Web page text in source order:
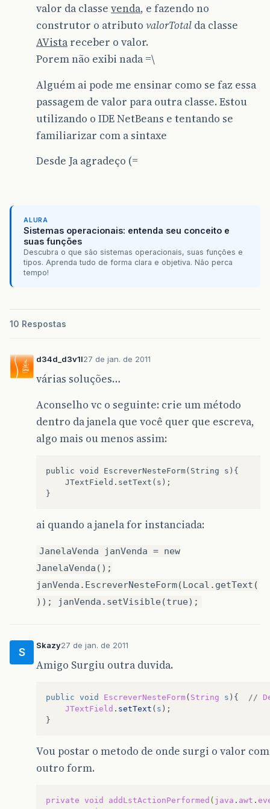
valor da classe venda, e fazendo no
construtor o atributo valorTotal da classe
AVista receber o valor.
Porem não exibi nada =\
Alguém ai pode me ensinar como se faz essa
passagem de valor para outra classe. Estou
utilizando o IDE NetBeans e tentando se
familiarizar com a sintaxe
Desde Ja agradeço (=
ALURA
Sistemas operacionais: entenda seu conceito e
suas funções
Descubra o que são sistemas operacionais, suas funções e
tipos. Aprenda tudo de forma clara e objetiva. Não perca
tempo!
10 Respostas
d34d_d3v1l27 de jan. de 2011
várias soluções…
Aconselho vc o seguinte: crie um método
dentro da janela que você quer que escreva,
algo mais ou menos assim:
public void EscreverNesteForm(String s){
    JTextField.setText(s);
ai quando a janela for instanciada:
JanelaVenda janVenda = new
JanelaVenda();
janVenda.EscreverNesteForm(Local.getText(
)); janVenda.setVisible(true);
S
Skazy27 de jan. de 2011
Amigo Surgiu outra duvida.
public void EscreverNesteForm( String s ){ //
JTextField . setText ( s );
}
Vou postar o metodo de onde surgi o valor
outro form.
private void addLstActionPerformed ( java . awt .